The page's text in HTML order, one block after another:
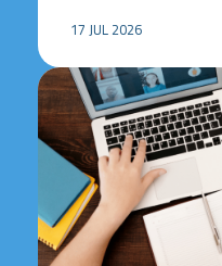
17 JUL 2026